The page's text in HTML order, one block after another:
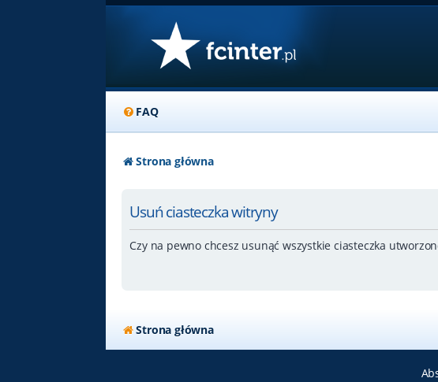
FAQ
Strona główna
Usuń ciasteczka witryny
Czy na pewno chcesz usunąć wszystkie ciasteczka
Strona główna